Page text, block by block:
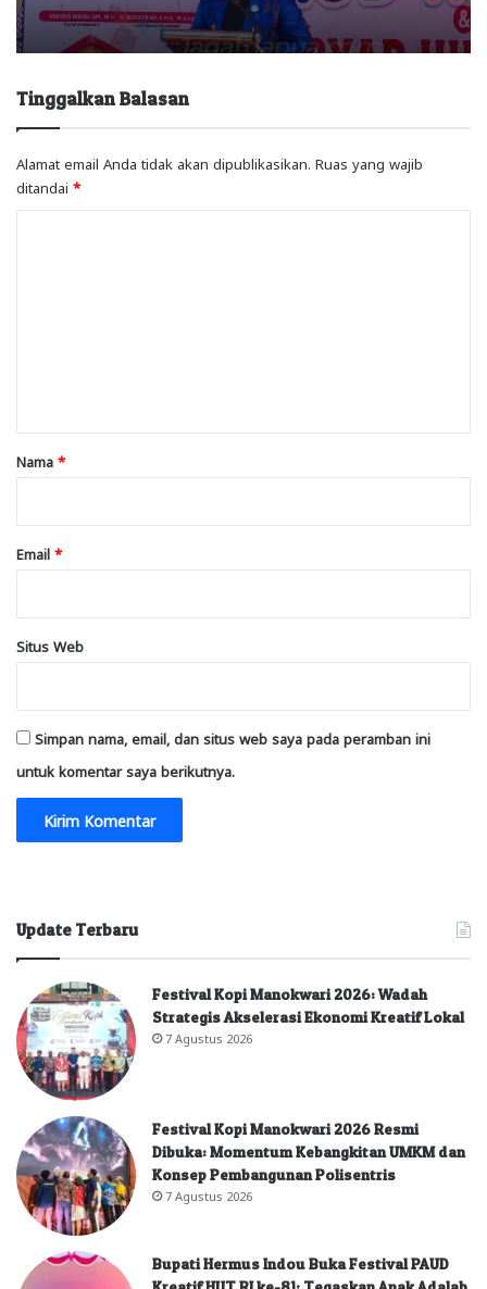
Tinggalkan Balasan
Alamat email Anda tidak akan dipublikasikan. Ruas yang wajib
ditandai *
rNama *
Email *
Situs Web
Simpan nama, email, dan situs web saya pada peramban ini
untuk komentar saya berikutnya.
Update Terbaru
Festival Kopi Manokwari 2026: Wadah
Strategis Akselerasi Ekonomi Kreatif Lokal
7 Agustus 2026
Festival Kopi Manokwari 2026 Resmi
Dibuka: Momentum Kebangkitan UMKM dan
Konsep Pembangunan Polisentris
7 Agustus 2026
Bupati Hermus Indou Buka Festival PAUD